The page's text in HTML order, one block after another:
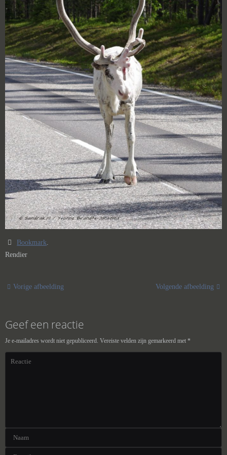
Bookmark.
Rendier
Vorige afbeelding Volgende afbeelding
Geef een reactie
Je e-mailadres wordt niet gepubliceerd. Vereiste velden zijn gemarkeerd met *